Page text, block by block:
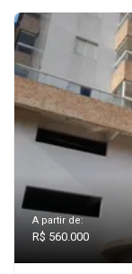
A partir de:
R$ 560.000